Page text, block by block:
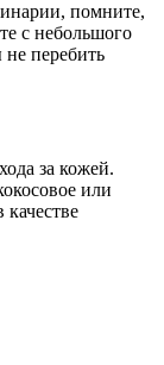
помните,
с небольшого
не перебить
за кожей.
или